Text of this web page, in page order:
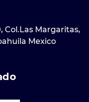
Col.Las Margaritas,
Mexico